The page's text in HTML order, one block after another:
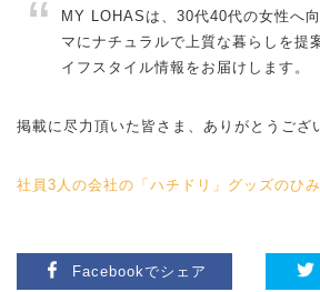
MY LOHASは、30代40代の女性へ
マにナチュラルで上質な暮らしを提
イフスタイル情報をお届けします。
掲載に尽力頂いた皆さま、ありがとうござ
社員3人の会社の「ハチドリ」グッズのひ
Facebookでシェア